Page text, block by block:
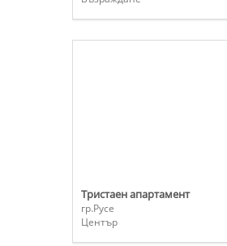
Тристаен апартамент
гр.Русе
Център